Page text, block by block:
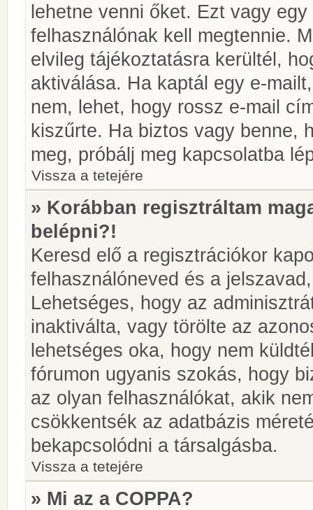
lehetne venni őket. Ezt vagy
felhasználónak kell megtennie.
elvileg tájékoztatásra kerültél,
aktiválása. Ha kaptál egy e-
nem, lehet, hogy rossz e-mail
kiszűrte. Ha biztos vagy benne,
meg, próbálj meg kapcsolatba
Vissza a tetejére
» Korábban regisztráltam
belépni?!
Keresd elő a regisztrációkor
felhasználóneved és a
Lehetséges, hogy az
inaktiválta, vagy törölte az
lehetséges oka, hogy nem
fórumon ugyanis szokás, hogy
az olyan felhasználókat, akik
csökkentsék az adatbázis
bekapcsolódni a társalgásba.
Vissza a tetejére
» Mi az a COPPA?